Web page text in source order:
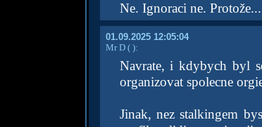
Ne. Ignoraci ne.
01.09.2025 12:05:04
Mr D( ):
Navrate, i kdybych byl
organizovat spolecne
Jinak, nez stalkingem